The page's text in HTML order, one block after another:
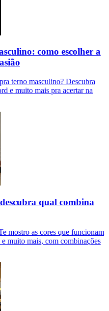
como escolher a
terno masculino? Descubra
e muito mais pra acertar na
qual combina
mostro as cores que funcionam
muito mais, com combinações